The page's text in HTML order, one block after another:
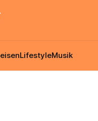
LifestyleMusik